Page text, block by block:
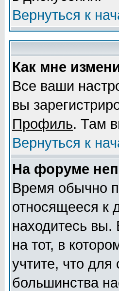
Вернуться к
Как мне
Все ваши
вы
Профиль. Там
Вернуться к
На форуме
Время обычно
относящееся к
находитесь вы.
на тот, в
учтите, что
большинства